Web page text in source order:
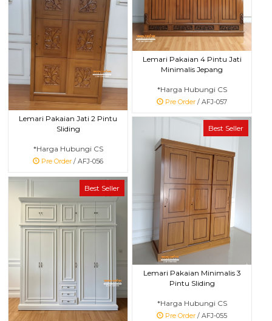
Lemari Pakaian 4 Pintu Jati
Minimalis Jepang
*Harga Hubungi CS
Pre Order / AFJ-057
Lemari Pakaian Jati 2 Pintu
Sliding
*Harga Hubungi CS
Pre Order / AFJ-056
Best Seller
Lemari Pakaian Minimalis 3
Pintu Sliding
*Harga Hubungi CS
Pre Order / AFJ-055
Best Seller